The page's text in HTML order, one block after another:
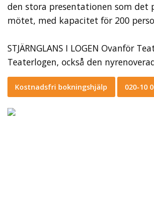
den stora presentationen som det
mötet, med kapacitet för 200
STJÄRNGLANS I LOGEN Ovanför
Teaterlogen, också den
Kostnadsfri bokningshjälp 020-10